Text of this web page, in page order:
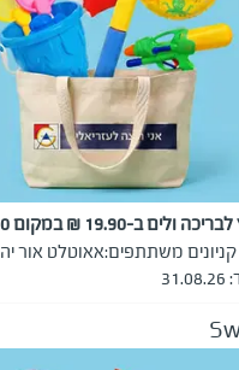
ולים ב-19.90 ₪ במקום 50 ₪
קניונים משתתפים:אאוטלט אור